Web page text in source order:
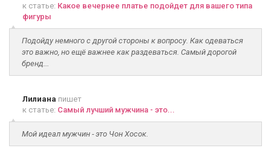
к статье: Какое вечернее платье подойдет для вашего типа
фигуры
Подойду немного с другой стороны к вопросу. Как одеваться
это важно, но ещё важнее как раздеваться. Самый дорогой
бренд...
Лилиана пишет
к статье: Самый лучший мужчина - это...
Мой идеал мужчин - это Чон Хосок.